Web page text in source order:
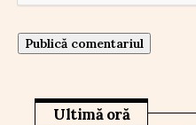
Ultimă oră